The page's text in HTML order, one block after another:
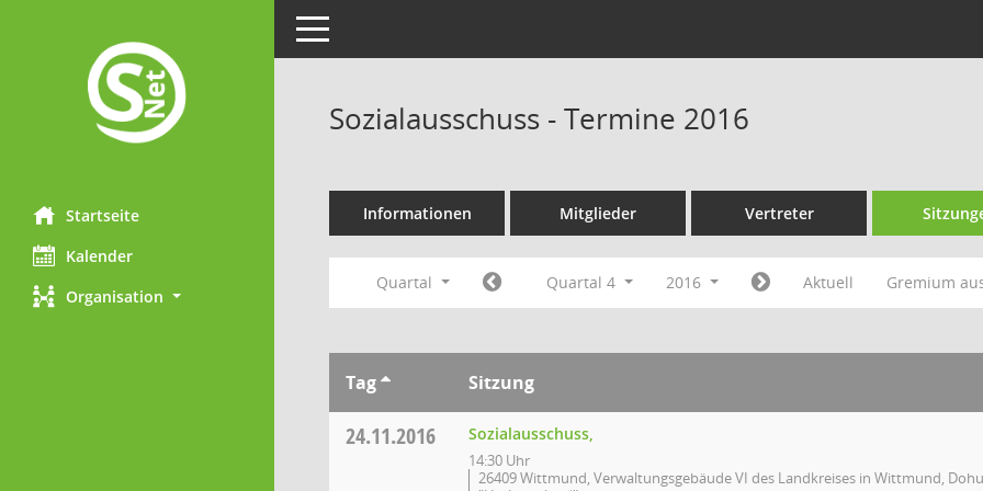
Startseite
Kalender
Organisation
Toggle navigation
Sozialausschuss - Termine 2016
Informationen Mitglieder Vertreter
Quartal Quartal 4 2016 Aktuell Gremium
Tag Sitzung
24.11.2016 Sozialausschuss,
14:30 Uhr
26409 Wittmund, Verwaltungsgebäude VI des Landkreises in Wittmund,